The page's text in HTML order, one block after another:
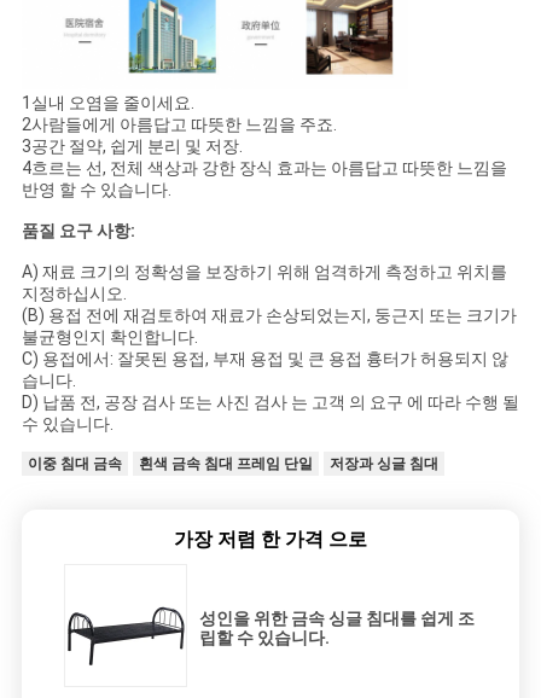
1실내 오염을 줄이세요.
2사람들에게 아름답고 따뜻한 느낌을 주죠.
3공간 절약, 쉽게 분리 및 저장.
4흐르는 선, 전체 색상과 강한 장식 효과는 아름답고 따뜻한 느낌을
반영 할 수 있습니다.
품질 요구 사항:
A) 재료 크기의 정확성을 보장하기 위해 엄격하게 측정하고 위치를
지정하십시오.
(B) 용접 전에 재검토하여 재료가 손상되었는지, 둥근지 또는 크기가
불균형인지 확인합니다.
C) 용접에서: 잘못된 용접, 부재 용접 및 큰 용접 흉터가 허용되지 않
습니다.
D) 납품 전, 공장 검사 또는 사진 검사 는 고객 의 요구 에 따라 수행 될
수 있습니다.
이중 침대 금속 흰색 금속 침대 프레임 단일 저장과 싱글 침대
가장 저렴 한 가격 으로
성인을 위한 금속 싱글 침대를 쉽게 조
립할 수 있습니다.